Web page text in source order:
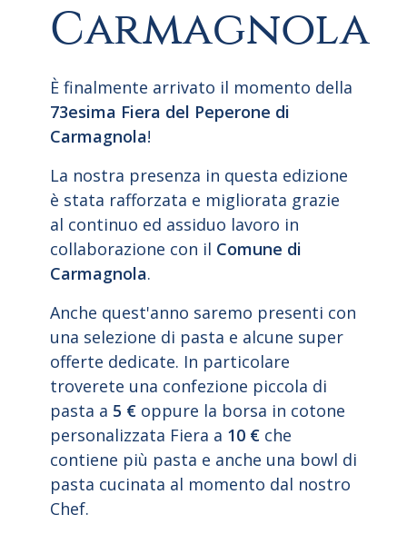
Carmagnola
È finalmente arrivato il momento della
73esima Fiera del Peperone di
Carmagnola!
La nostra presenza in questa edizione
è stata rafforzata e migliorata grazie
al continuo ed assiduo lavoro in
collaborazione con il Comune di
Carmagnola.
Anche quest'anno saremo presenti con
una selezione di pasta e alcune super
offerte dedicate. In particolare
troverete una confezione piccola di
pasta a 5 € oppure la borsa in cotone
personalizzata Fiera a 10 € che
contiene più pasta e anche una bowl di
pasta cucinata al momento dal nostro
Chef.